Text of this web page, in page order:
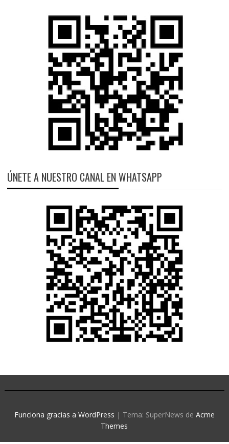
ÚNETE A NUESTRO CANAL EN WHATSAPP
Funciona gracias a WordPress | Tema: SuperNews de Acme
Themes